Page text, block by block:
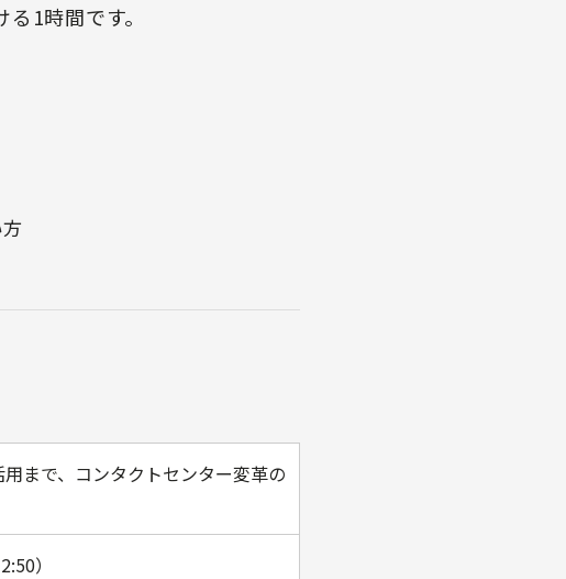
1時間です。
まで、コンタクトセンター変革の
）